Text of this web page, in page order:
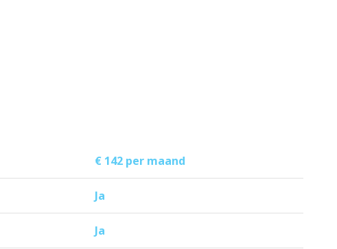
€ 142 per maand
Ja
Ja